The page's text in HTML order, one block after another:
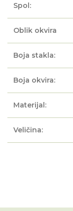
Spol:
Oblik okvira
Boja stakla:
Boja okvira:
Materijal:
Veličina: